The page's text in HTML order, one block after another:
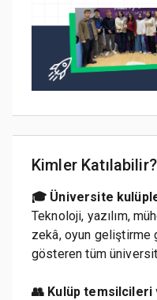
Kimler Katılabilir?
🎓 Üniversite
Teknoloji, yazılım,
zekâ, oyun geliştirme
gösteren tüm
👥 Kulüp temsilcileri